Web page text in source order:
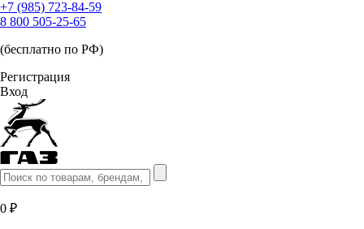
+7 (985) 723-84-59
8 800 505-25-65
(бесплатно по РФ)
Регистрация
Вход
0 ₽